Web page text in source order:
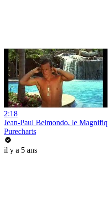
2:18
Jean-Paul Belmondo, le
Purecharts
il y a 5 ans